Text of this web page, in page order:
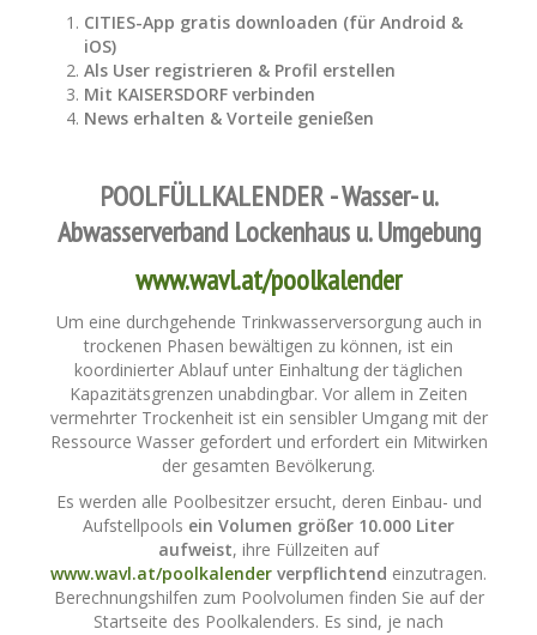
CITIES-App gratis downloaden (für Android &
iOS)
Als User registrieren & Profil erstellen
Mit KAISERSDORF verbinden
News erhalten & Vorteile genießen
POOLFÜLLKALENDER - Wasser- u.
Abwasserverband Lockenhaus u. Umgebung
www.wavl.at/poolkalender
Um eine durchgehende Trinkwasserversorgung auch in
trockenen Phasen bewältigen zu können, ist ein
koordinierter Ablauf unter Einhaltung der täglichen
Kapazitätsgrenzen unabdingbar. Vor allem in Zeiten
vermehrter Trockenheit ist ein sensibler Umgang mit der
Ressource Wasser gefordert und erfordert ein Mitwirken
der gesamten Bevölkerung.
Es werden alle Poolbesitzer ersucht, deren Einbau- und
Aufstellpools ein Volumen größer 10.000 Liter
aufweist, ihre Füllzeiten auf
www.wavl.at/poolkalender verpflichtend einzutragen.
Berechnungshilfen zum Poolvolumen finden Sie auf der
Startseite des Poolkalenders. Es sind, je nach